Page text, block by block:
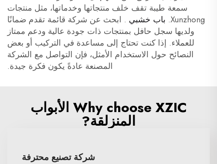
سمعة طيبة تقف خلف منتجاتها وخدماتها، مثل منتجات
Xunzhong. باب خشبي . ابحث عن شركة قائمة تقدم ضمانًا
ولديها سجل حافل بمنتجات ذات جودة عالية ودعم ممتاز
للعملاء. إذا كنت تحتاج إلى مساعدة في التركيب أو بعض
النصائح حول الاستخدام الأمثل، فإن التواصل مع الشركة
المصنعة عادةً يكون فكرة جيدة.
Why choose XZIC الأبواب
المنزلقة?
شركة تصنيع محترفة